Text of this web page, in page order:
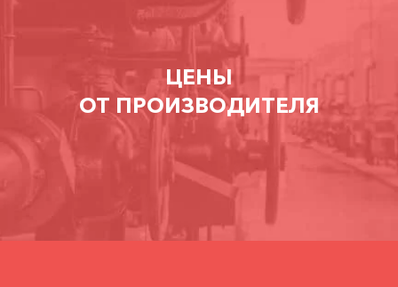
ЦЕНЫ
ОТ ПРОИЗВОДИТЕЛЯ